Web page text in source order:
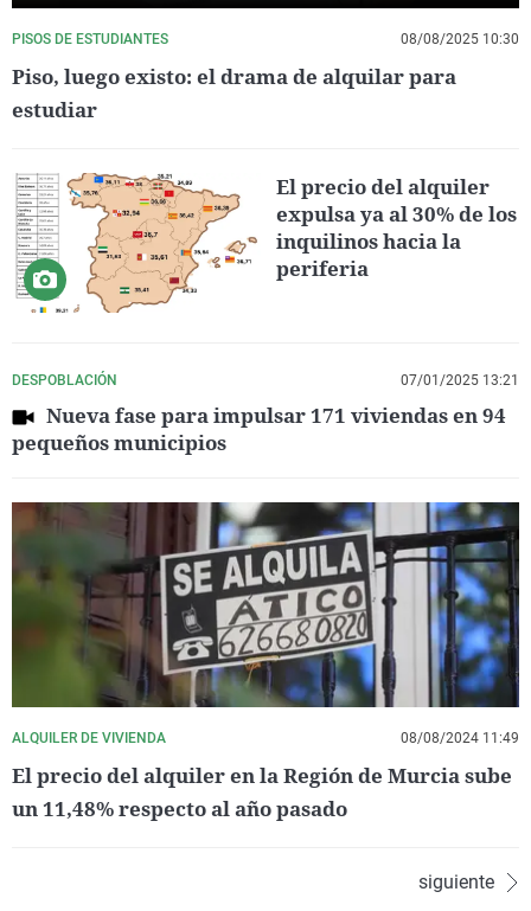
PISOS DE ESTUDIANTES 08/08/2025 10:30
Piso, luego existo: el drama de alquilar para
estudiar
El precio del alquiler
expulsa ya al 30% de los
inquilinos hacia la
periferia
DESPOBLACIÓN 07/01/2025 13:21
Nueva fase para impulsar 171 viviendas en 94
pequeños municipios
ALQUILER DE VIVIENDA 08/08/2024 11:49
El precio del alquiler en la Región de Murcia sube
un 11,48% respecto al año pasado
siguiente